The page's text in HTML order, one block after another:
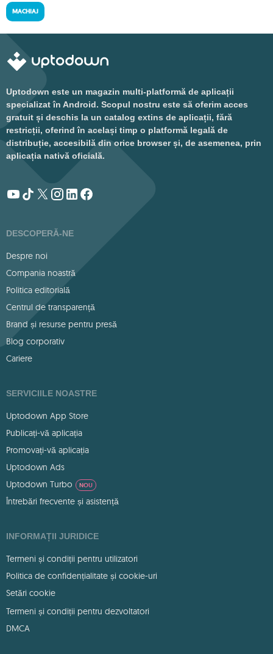
MACHIAJ
Uptodown este un magazin multi-platformă de aplicații
specializat în Android. Scopul nostru este să oferim acces
gratuit și deschis la un catalog extins de aplicații, fără
restricții, oferind în același timp o platformă legală de
distribuție, accesibilă din orice browser și, de asemenea, prin
aplicația nativă oficială.
DESCOPERĂ-NE
Despre noi
Compania noastră
Politica editorială
Centrul de transparență
Brand și resurse pentru presă
Blog corporativ
Cariere
SERVICIILE NOASTRE
Uptodown App Store
Publicați-vă aplicația
Promovați-vă aplicația
Uptodown Ads
Uptodown Turbo
NOU
Întrebări frecvente și asistență
INFORMAȚII JURIDICE
Termeni și condiții pentru utilizatori
Politica de confidențialitate și cookie-uri
Setări cookie
Termeni și condiții pentru dezvoltatori
DMCA